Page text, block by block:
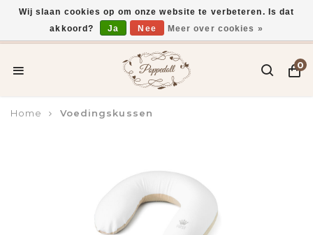
Voor 15:00 uur besteld, vandaag verzonden*
0
Home Voedingskussen
Wij slaan cookies op om onze website te verbeteren. Is dat
akkoord?
Ja Nee Meer over cookies »